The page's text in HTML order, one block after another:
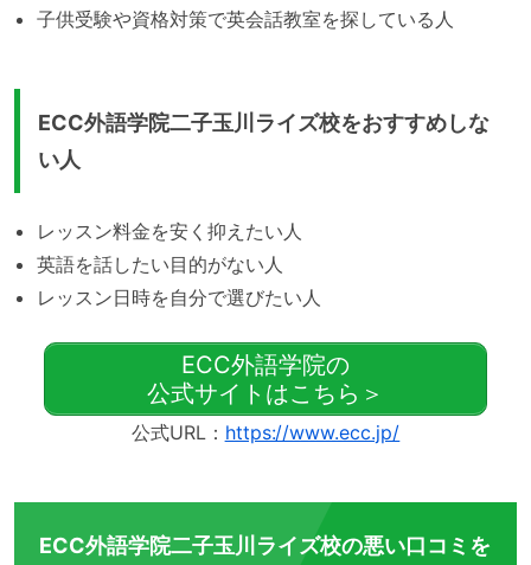
子供受験や資格対策で英会話教室を探している人
ECC外語学院二子玉川ライズ校をおすすめしな
い人
レッスン料金を安く抑えたい人
英語を話したい目的がない人
レッスン日時を自分で選びたい人
ECC外語学院の
公式サイトはこちら＞
公式URL： https://www.ecc.jp/
ECC外語学院二子玉川ライズ校の悪い口コミを